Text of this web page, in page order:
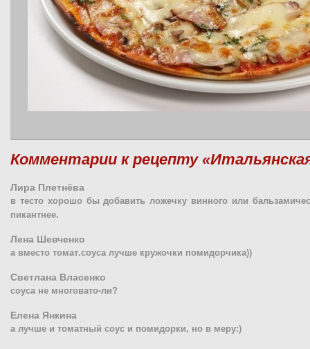
Комментарии к рецепту
Лира Плетнёва
в тесто хорошо бы добавить ложечку винного или
пикантнее.
Лена Шевченко
а вместо томат.соуса лучше кружочки помидорчика))
Светлана Власенко
соуса не многовато-ли?
Елена Янкина
а лучше и томатный соус и помидорки, но в меру:)